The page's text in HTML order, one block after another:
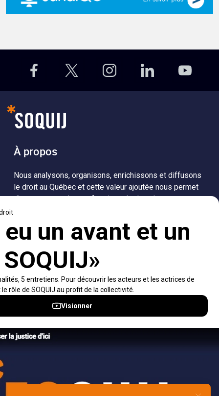
À propos
Nous analysons, organisons, enrichissons et diffusons
le droit au Québec et cette valeur ajoutée nous permet
d’accompagner les professionnels dans leurs
population dans sa compréhension du droit.
Accès rapides
À propos
Nétiquette
Notifications et fils RSS